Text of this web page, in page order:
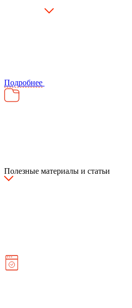
Подробнее
Полезные материалы и статьи